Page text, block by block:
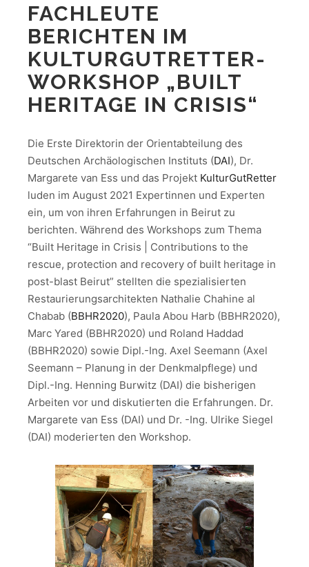
FACHLEUTE
BERICHTEN IM
KULTURGUTRETTER-
WORKSHOP „BUILT
HERITAGE IN CRISIS“
Die Erste Direktorin der Orientabteilung des
Deutschen Archäologischen Instituts (DAI), Dr.
Margarete van Ess und das Projekt KulturGutRetter
luden im August 2021 Expertinnen und Experten
ein, um von ihren Erfahrungen in Beirut zu
berichten. Während des Workshops zum Thema
“Built Heritage in Crisis | Contributions to the
rescue, protection and recovery of built heritage in
post-blast Beirut” stellten die spezialisierten
Restaurierungsarchitekten Nathalie Chahine al
Chabab (BBHR2020), Paula Abou Harb (BBHR2020),
Marc Yared (BBHR2020) und Roland Haddad
(BBHR2020) sowie Dipl.-Ing. Axel Seemann (Axel
Seemann – Planung in der Denkmalpflege) und
Dipl.-Ing. Henning Burwitz (DAI) die bisherigen
Arbeiten vor und diskutierten die Erfahrungen. Dr.
Margarete van Ess (DAI) und Dr. -Ing. Ulrike Siegel
(DAI) moderierten den Workshop.